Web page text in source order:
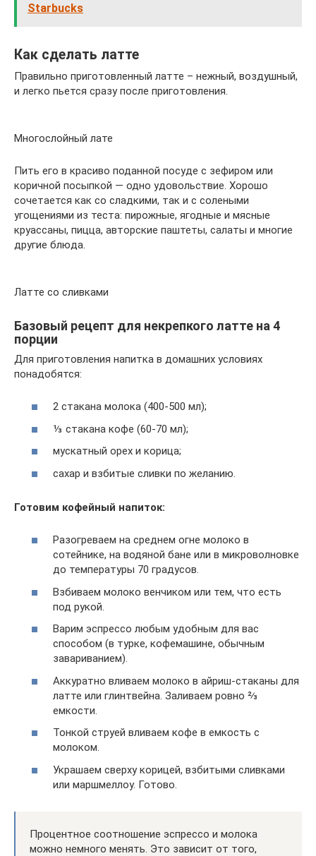
Starbucks
Как сделать латте
Правильно приготовленный латте – нежный, воздушный,
и легко пьется сразу после приготовления.
Многослойный лате
Пить его в красиво поданной посуде с зефиром или
коричной посыпкой — одно удовольствие. Хорошо
сочетается как со сладкими, так и с солеными
угощениями из теста: пирожные, ягодные и мясные
круассаны, пицца, авторские паштеты, салаты и многие
другие блюда.
Латте со сливками
Базовый рецепт для некрепкого латте на 4
порции
Для приготовления напитка в домашних условиях
понадобятся:
2 стакана молока (400-500 мл);
⅓ стакана кофе (60-70 мл);
мускатный орех и корица;
сахар и взбитые сливки по желанию.
Готовим кофейный напиток:
Разогреваем на среднем огне молоко в
сотейнике, на водяной бане или в микроволновке
до температуры 70 градусов.
Взбиваем молоко венчиком или тем, что есть
под рукой.
Варим эспрессо любым удобным для вас
способом (в турке, кофемашине, обычным
завариванием).
Аккуратно вливаем молоко в айриш-стаканы для
латте или глинтвейна. Заливаем ровно ⅔
емкости.
Тонкой струей вливаем кофе в емкость с
молоком.
Украшаем сверху корицей, взбитыми сливками
или маршмеллоу. Готово.
Процентное соотношение эспрессо и молока
можно немного менять. Это зависит от того,